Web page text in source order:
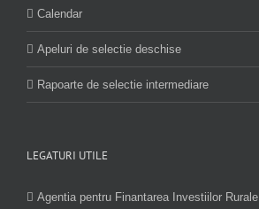
Calendar
Apeluri de selectie deschise
Rapoarte de selectie intermediare
LEGATURI UTILE
Agentia pentru Finantarea Investiilor Rurale